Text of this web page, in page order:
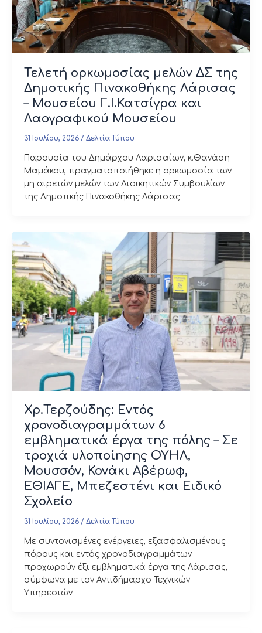
Τελετή ορκωμοσίας μελών ΔΣ της
Δημοτικής Πινακοθήκης Λάρισας
– Μουσείου Γ.Ι.Κατσίγρα και
Λαογραφικού Μουσείου
31 Ιουλίου, 2026 / Δελτία Τύπου
Παρουσία του Δημάρχου Λαρισαίων, κ.Θανάση
Μαμάκου, πραγματοποιήθηκε η ορκωμοσία των
μη αιρετών μελών των Διοικητικών Συμβουλίων
της Δημοτικής Πινακοθήκης Λάρισας
Χρ.Τερζούδης: Εντός
χρονοδιαγραμμάτων 6
εμβληματικά έργα της πόλης – Σε
τροχιά υλοποίησης ΟΥΗΛ,
Μουσσόν, Κονάκι Αβέρωφ,
ΕΘΙΑΓΕ, Μπεζεστένι και Ειδικό
Σχολείο
31 Ιουλίου, 2026 / Δελτία Τύπου
Με συντονισμένες ενέργειες, εξασφαλισμένους
πόρους και εντός χρονοδιαγραμμάτων
προχωρούν έξι εμβληματικά έργα της Λάρισας,
σύμφωνα με τον Αντιδήμαρχο Τεχνικών
Υπηρεσιών